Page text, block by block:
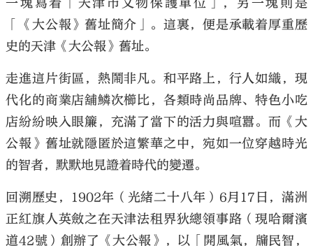
「《大公報》舊址簡介」。這裏，便是承載着厚重歷
史的天津《大公報》舊址。
走進這片街區，熱鬧非凡。和平路上，行人如織，現
代化的商業店舖鱗次櫛比，各類時尚品牌、特色小吃
店紛紛映入眼簾，充滿了當下的活力與喧囂。而《大
公報》舊址就隱匿於這繁華之中，宛如一位穿越時光
的智者，默默地見證着時代的變遷。
回溯歷史，1902年（光緒二十八年）6月17日，滿洲
正紅旗人英斂之在天津法租界狄總領事路（現哈爾濱
道42號）創辦了《大公報》，以「開風氣，牖民智，